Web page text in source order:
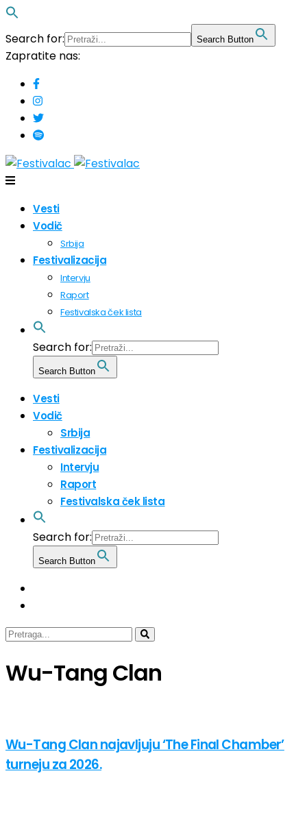
Search for: Search Button
Zapratite nas:
Vesti
Vodič
Srbija
Festivalizacija
Intervju
Raport
Festivalska ček lista
Search for:
Search Button
Vesti
Vodič
Srbija
Festivalizacija
Intervju
Raport
Festivalska ček lista
Search for:
Search Button
Wu-Tang Clan
Wu-Tang Clan najavljuju ‘The Final Chamber’
turneju za 2026.